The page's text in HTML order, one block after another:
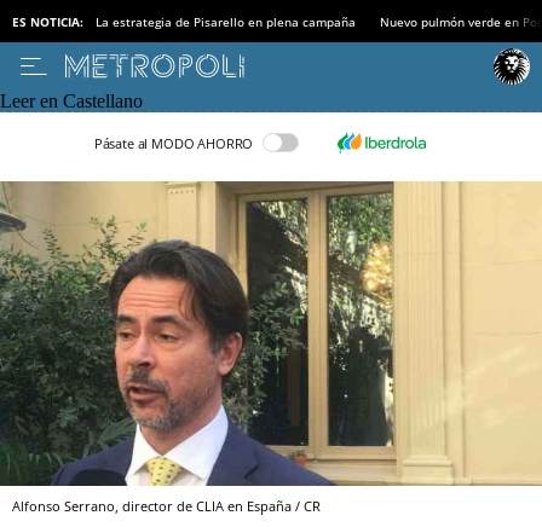
ES NOTICIA: La estrategia de Pisarello en plena campaña Nuevo pulmón verde en
Leer en Castellano
Pásate al MODO AHORRO
Alfonso Serrano, director de CLIA en España / CR